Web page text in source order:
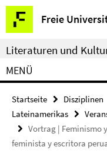
Springe
direkt
zu
Inhalt
Freie
Service-
Navigation
Literaturen und
MENÜ
Startseite Disziplinen
Lateinamerikas
Vortrag | Feminismo
feminista y escritora